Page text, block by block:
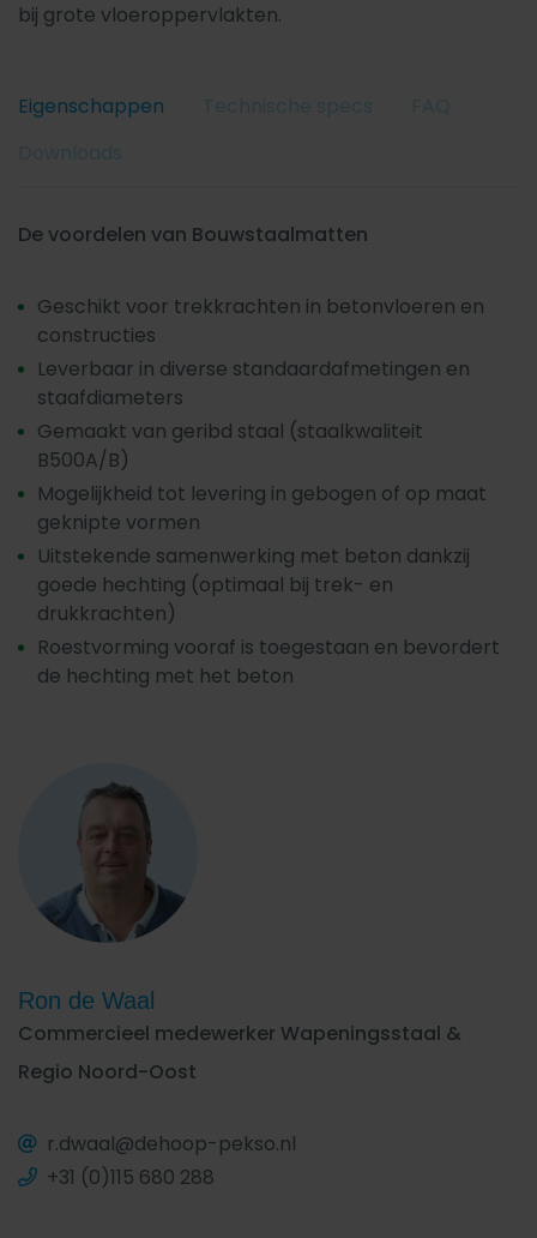
bij grote vloeroppervlakten.
Eigenschappen
De voordelen van Bouwstaalmatten
Geschikt voor trekkrachten in betonvloeren en
constructies
Leverbaar in diverse standaardafmetingen en
staafdiameters
Gemaakt van geribd staal (staalkwaliteit
B500A/B)
Mogelijkheid tot levering in gebogen of op maat
geknipte vormen
Uitstekende samenwerking met beton dankzij
goede hechting (optimaal bij trek- en
drukkrachten)
Roestvorming vooraf is toegestaan en bevordert
de hechting met het beton
Ron de Waal
Commercieel medewerker Wapeningsstaal &
Regio Noord-Oost
r.dwaal@dehoop-pekso.nl
+31 (0)115 680 288